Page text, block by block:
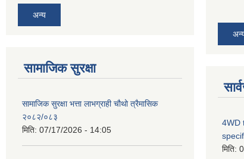
अन्य
सामाजिक सुरक्षा
सामाजिक सुरक्षा भत्ता लाभग्राही चौथो त्रैमासिक
२०८२/०८३
मिति: 07/17/2026 - 14:05
4WD
मिति: